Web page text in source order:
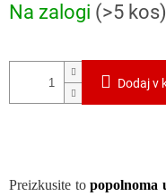
mere:
Na zalogi (>5 kos)
Dodaj v
Preizkusite to popolnoma